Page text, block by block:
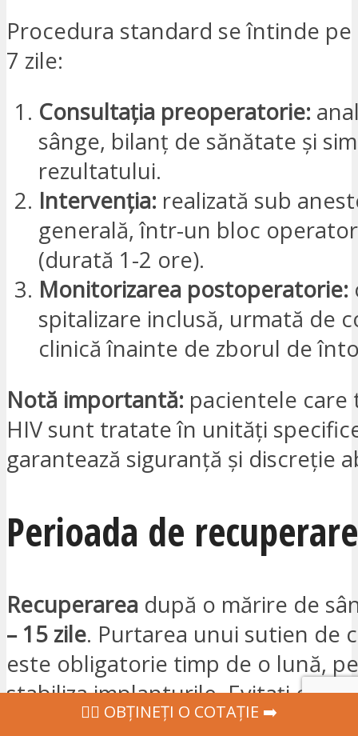
Procedura standard se întinde
7 zile:
Consultația preoperatorie:
sânge, bilanț de sănătate și
rezultatului.
Intervenția: realizată sub
generală, într-un bloc
(durată 1-2 ore).
Monitorizarea postoperatorie:
spitalizare inclusă, urmată de
clinică înainte de zborul de
Notă importantă: pacientele care
HIV sunt tratate în unități
garantează siguranță și discreție
Perioada de recuperare
Recuperarea după o mărire de
– 15 zile. Purtarea unui sutien de
este obligatorie timp de o lună,
stabiliza implanturile. Evitați orice
intens sau ridicarea de greutăți
‍👩‍⚕ OBȚINEȚI O COTAȚIE ➡️